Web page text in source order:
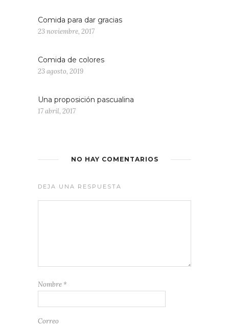
Comida para dar gracias
23 noviembre, 2017
Comida de colores
23 agosto, 2019
Una proposición pascualina
17 abril, 2017
NO HAY COMENTARIOS
DEJA UNA RESPUESTA
Nombre *
Correo